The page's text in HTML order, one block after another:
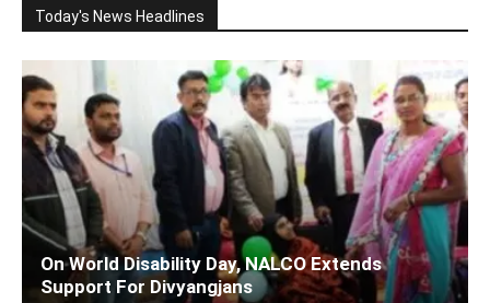
Today's News Headlines
On World Disability Day, NALCO Extends
Support For Divyangjans